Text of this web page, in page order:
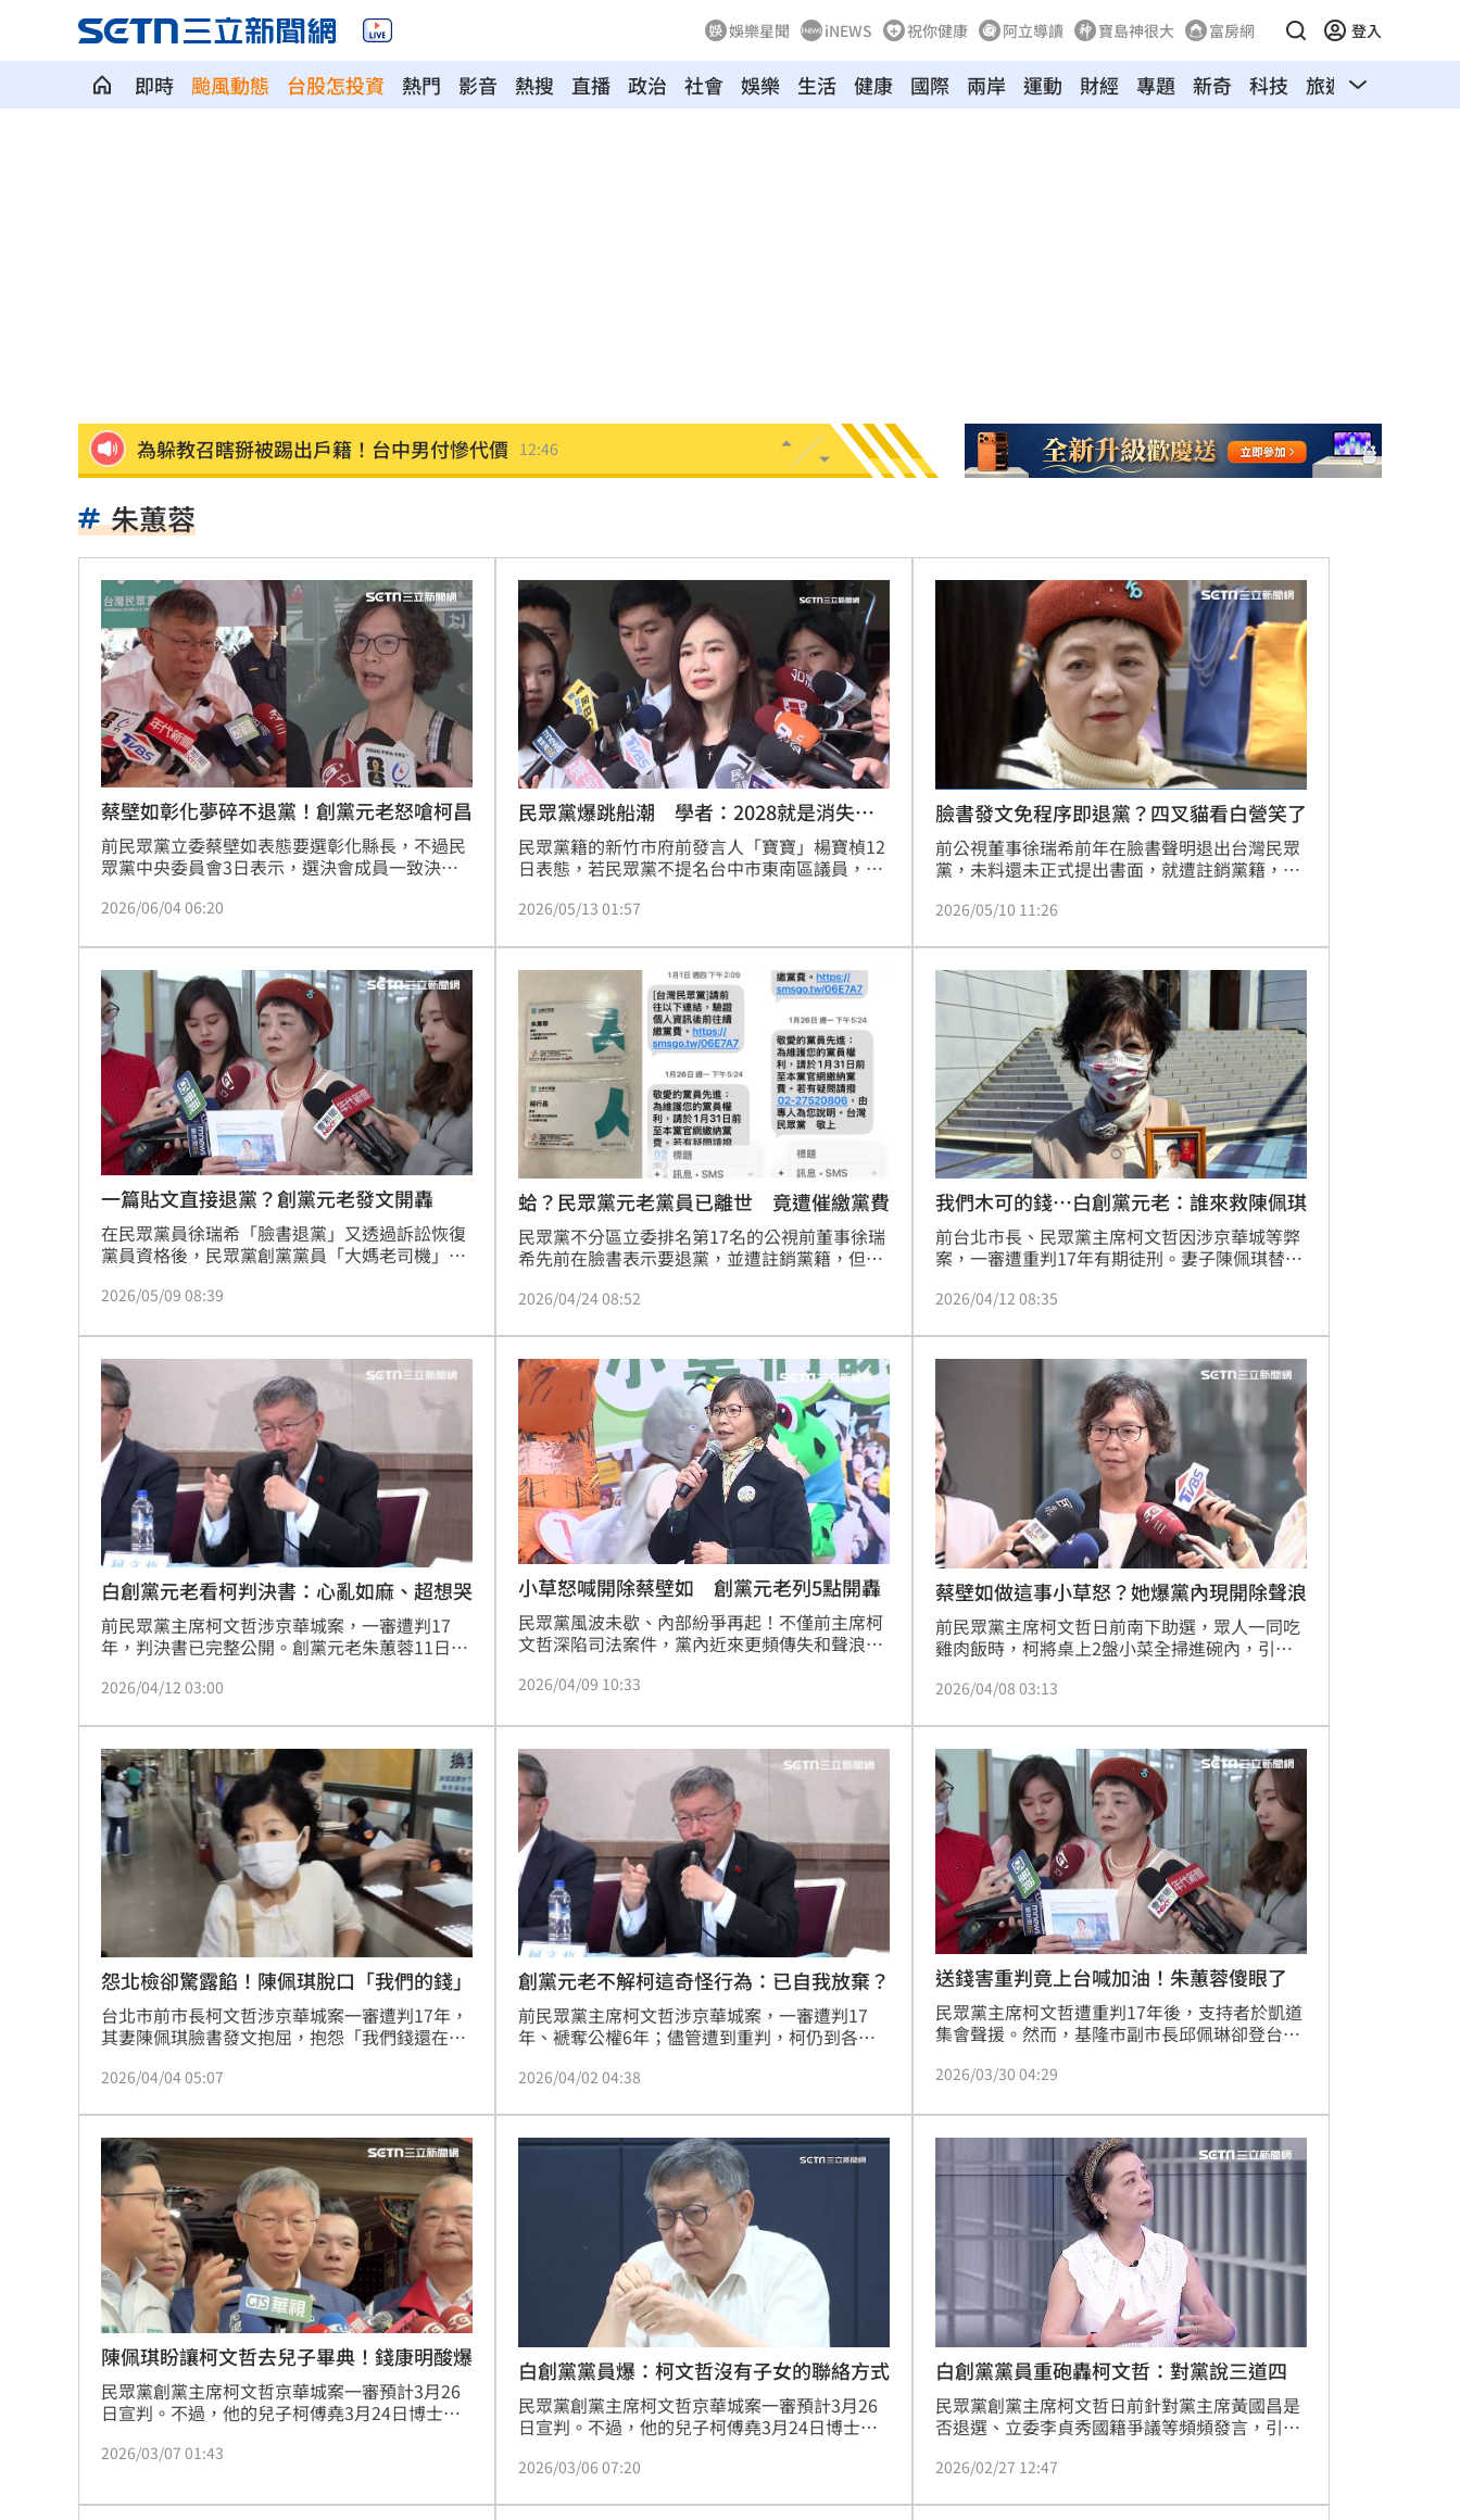
娛樂星聞 iNEWS 祝你健康 阿立導讀 寶島神很大 富房網 登入
即時 颱風動態 台股怎投資 熱門 影音 熱搜 直播 政治 社會 娛樂 生活 健康 國際 兩岸 運動 財經 專題 新奇 科技 旅遊 汽車
為躲教召瞎掰被踢出戶籍！台中男付慘代價 12:46
漢光42／淡水河道部署3道致命防禦阻絕 12:29
高希均教授90歲逝！「白吃午餐」秘密曝光 12:28
今立秋「6生肖」恐衰爆！專家曝6招大開運 12:28
父親節旅遊被打亂！白海豚逼近2地區炸雨 12:27
肥大叔猝逝曾自嘲更生人！創年收破億品牌
徐莉玲槓王菲案外案 5566小刀驚爆離婚 12:25
通緝犯拒檢狂飆街頭！撞斷平交道柵欄逃亡 12:24
誰在回覆「幹嘛」？故宮南院小編身分曝光 12:23
中國攻台非解放軍？外媒點名2破口！
昔遭抹黑謀財害命終平反 陳時中感性發聲 12:20
姜厚任女友自曝3碩1博 網搜本名查無此人 12:19
新／威加重罰300萬！問題苦茶油流向3縣市 12:18
台灣彩券開獎直播中 20:31
LIVE三立+24小時直播 15:27
三立iNEWS新聞台線上直播
「拍片人的多重宇宙」職涯論壇9/12登場！ 10:30
8國球員齊聚高雄 Formosa 7s掀足球熱潮 10:00
理想混蛋號召粉絲跨海追星吃美食！
朱蕙蓉
蔡壁如彰化夢碎不退黨！創黨元老怒嗆柯昌
前民眾黨立委蔡壁如表態要選彰化縣長，不過民
眾黨中央委員會3日表示，選決會成員一致決
名夢碎。對此，白營創黨元老朱蕙蓉替她抱不
2026/06/04 06:20
民眾黨爆跳船潮 學者：2028就是消失之
年
民眾黨籍的新竹市府前發言人「寶寶」楊寶楨12
日表態，若民眾黨不提名台中市東南區議員，她
言，2028就是民眾黨消失之年，而且他們2026
2026/05/13 01:57
臉書發文免程序即退黨？四叉貓看白營笑了
前公視董事徐瑞希前年在臉書聲明退出台灣民眾
黨，未料還未正式提出書面，就遭註銷黨籍，徐
眾黨創黨黨員「大媽老司機」朱蕙蓉近日也痛
四叉貓劉宇席看傻直呼「真是一個沒有紀律沒有
SOP的政黨」。
2026/05/10 11:26
一篇貼文直接退黨？創黨元老發文開轟
在民眾黨員徐瑞希「臉書退黨」又透過訴訟恢復
黨員資格後，民眾黨創黨黨員「大媽老司機」朱
銷的截圖，批評民眾黨的退黨程序不完善。
2026/05/09 08:39
蛤？民眾黨元老黨員已離世 竟遭催繳黨費
民眾黨不分區立委排名第17名的公視前董事徐瑞
希先前在臉書表示要退黨，並遭註銷黨籍，但徐
院提出確認黨員資格之訴，台北地院23日判決確
蓉今（24）日感嘆，她對民眾黨的「滾動式黨
紀」百思不得其解，更透露2025年她先生離世
時，民眾黨還曾送來花籃，沒想到今年初竟收到
民眾黨通知，催促先生去官網「驗證個資」並
「繳納黨費」。
2026/04/24 08:52
我們木可的錢⋯白創黨元老：誰來救陳佩琪
前台北市長、民眾黨主席柯文哲因涉京華城等弊
案，一審遭重判17年有期徒刑。妻子陳佩琪替丈
在文中脫口抱怨「把我們木可的錢，全被操弄成
招。對此，民眾黨創黨元老、網紅「大媽老司
機」朱蕙蓉直接在臉書發文直呼：「陳佩琪醫生
啊⋯誰來救救她啊⋯」。
2026/04/12 08:35
白創黨元老看柯判決書：心亂如麻、超想哭
前民眾黨主席柯文哲涉京華城案，一審遭判17
年，判決書已完整公開。創黨元老朱蕙蓉11日
經心亂如麻且「真的超級想哭」。
2026/04/12 03:00
小草怒喊開除蔡壁如 創黨元老列5點開轟
民眾黨風波未歇、內部紛爭再起！不僅前主席柯
文哲深陷司法案件，黨內近來更頻傳失和聲浪。
支持者不滿，甚至出現要求開除的聲音。對此，
開除蔡壁如的說法，直呼「真的太好笑了」。
2026/04/09 10:33
蔡壁如做這事小草怒？她爆黨內現開除聲浪
前民眾黨主席柯文哲日前南下助選，眾人一同吃
雞肉飯時，柯將桌上2盤小菜全掃進碗內，引發
程、替柯緩頰，但發言內容卻傳出讓部分支持者
說，蔡是掏心、掏肺、掏錢為黨打拚的人，要求
開除蔡真的太好笑。
2026/04/08 03:13
怨北檢卻驚露餡！陳佩琪脫口「我們的錢」
台北市前市長柯文哲涉京華城案一審遭判17年，
其妻陳佩琪臉書發文抱屈，抱怨「我們錢還在木
論員周偉航與民眾黨創黨黨員朱蕙蓉砲轟，質疑
形同背信與侵占，根本是自打嘴巴。陳佩琪雖反
擊稱木可公司比照歷任總統經營模式，並指控網
軍「文字獄」，但這番言論已讓外界對柯家處理
政治獻金與私人財產的界線產生更深疑慮，使柯
文哲的司法案件再添政
2026/04/04 05:07
創黨元老不解柯這奇怪行為：已自我放棄？
前民眾黨主席柯文哲涉京華城案，一審遭判17
年、褫奪公權6年；儘管遭到重判，柯仍到各地
日說，柯連自己的案件都不費心仔細閱讀，如今
這真的很奇怪，難不成柯已自我放棄，知道抗辯
無效？
2026/04/02 04:38
送錢害重判竟上台喊加油！朱蕙蓉傻眼了
民眾黨主席柯文哲遭重判17年後，支持者於凱道
集會聲援。然而，基隆市副市長邱佩琳卻登台帶
青年代表張育萌的極度震驚與批評。朱蕙蓉指
交付600萬政治獻金給柯文哲的關鍵證人，該證
詞成為柯文哲被判侵占罪的鐵證。張育萌也重申
邱佩琳的法庭證詞，強調這些款項原應捐給民眾
黨，最終卻未存入政黨帳戶或申報。柯文哲因違
背職務收賄、背信及公
2026/03/30 04:29
陳佩琪盼讓柯文哲去兒子畢典！錢康明酸爆
民眾黨創黨主席柯文哲京華城案一審預計3月26
日宣判。不過，他的兒子柯傅堯3月24日博士班
除境管，赴日參加兒子的畢業典禮。新竹市前文
等人處心積慮想毀滅他的人格，但自己仍能參加
2026/03/07 01:43
白創黨黨員爆：柯文哲沒有子女的聯絡方式
民眾黨創黨主席柯文哲京華城案一審預計3月26
日宣判。不過，他的兒子柯傅堯3月24日博士班
除境管，赴日參加兒子的畢業典禮。民眾黨創黨
的聯絡方式，且柯文哲的女兒看到他連話都不
2026/03/06 07:20
白創黨黨員重砲轟柯文哲：對黨說三道四
民眾黨創黨主席柯文哲日前針對黨主席黃國昌是
否退選、立委李貞秀國籍爭議等頻頻發言，引發
柯文哲充其量只是「國家治理學院」院長，到底
她也抨擊，柯文哲欽點黃國昌入駐、黃好歹是選
2026/02/27 12:47